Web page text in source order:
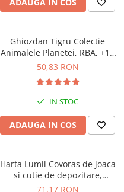
Ghiozdan Tigru Colectie
Animalele Planetei, RBA, +18
luni
50,83 RON
IN STOC
ADAUGA IN COS
Harta Lumii Covoras de joaca
si cutie de depozitare,
dimensiuni 1,20 x 1,20 m,
71,17 RON